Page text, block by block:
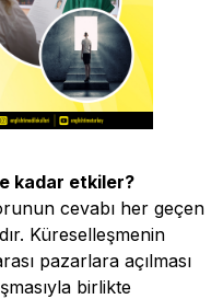
kadar etkiler?
cevabı her geçen
Küreselleşmenin
pazarlara açılması
birlikte